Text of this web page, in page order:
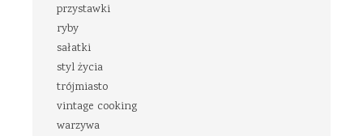
przystawki
ryby
sałatki
styl życia
trójmiasto
vintage cooking
warzywa